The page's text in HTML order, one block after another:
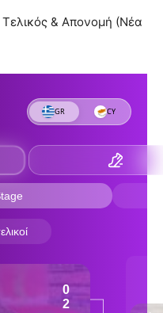
Τελικός & Απονομή (Νέα